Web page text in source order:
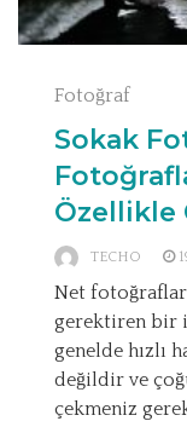
Fotoğraf
Sokak
Özellikle
TECHO
Net
gerektiren bir
genelde hızlı
değildir ve
çekmeniz